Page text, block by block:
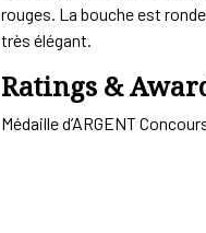
rouges. La bouche est
très élégant.
Ratings &
Médaille d’ARGENT